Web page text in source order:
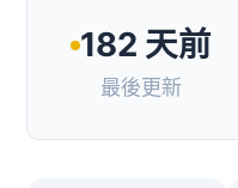
182 天前
最後更新